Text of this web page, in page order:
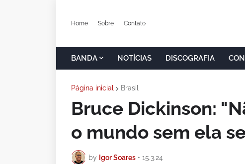
Home Sobre Contato
BANDA NOTÍCIAS DISCOGRAFIA
Página inicial Brasil
Bruce Dickinson:
o mundo sem ela
by Igor Soares • 15.3.24